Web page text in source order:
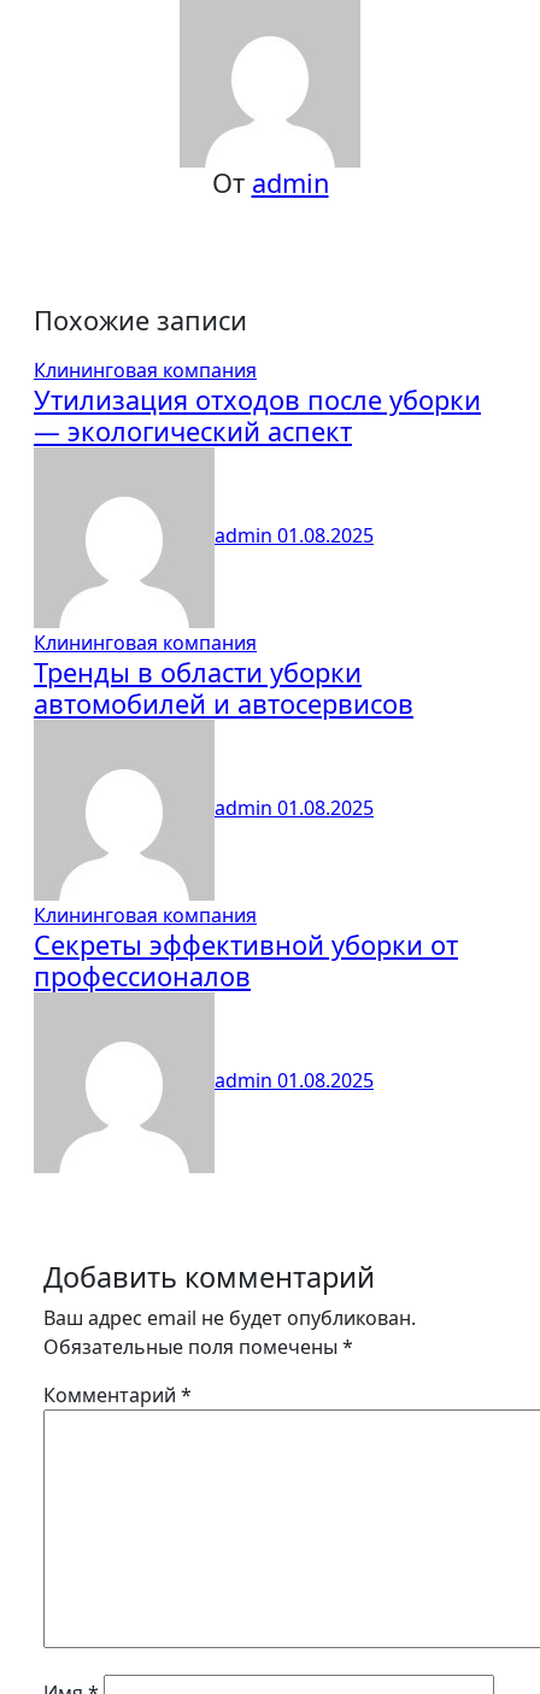
От admin
Похожие записи
Клининговая компания
Утилизация отходов после уборки
— экологический аспект
admin 01.08.2025
Клининговая компания
Тренды в области уборки
автомобилей и автосервисов
admin 01.08.2025
Клининговая компания
Секреты эффективной уборки от
профессионалов
admin 01.08.2025
Добавить комментарий
Ваш адрес email не будет опубликован.
Обязательные поля помечены *
Комментарий *